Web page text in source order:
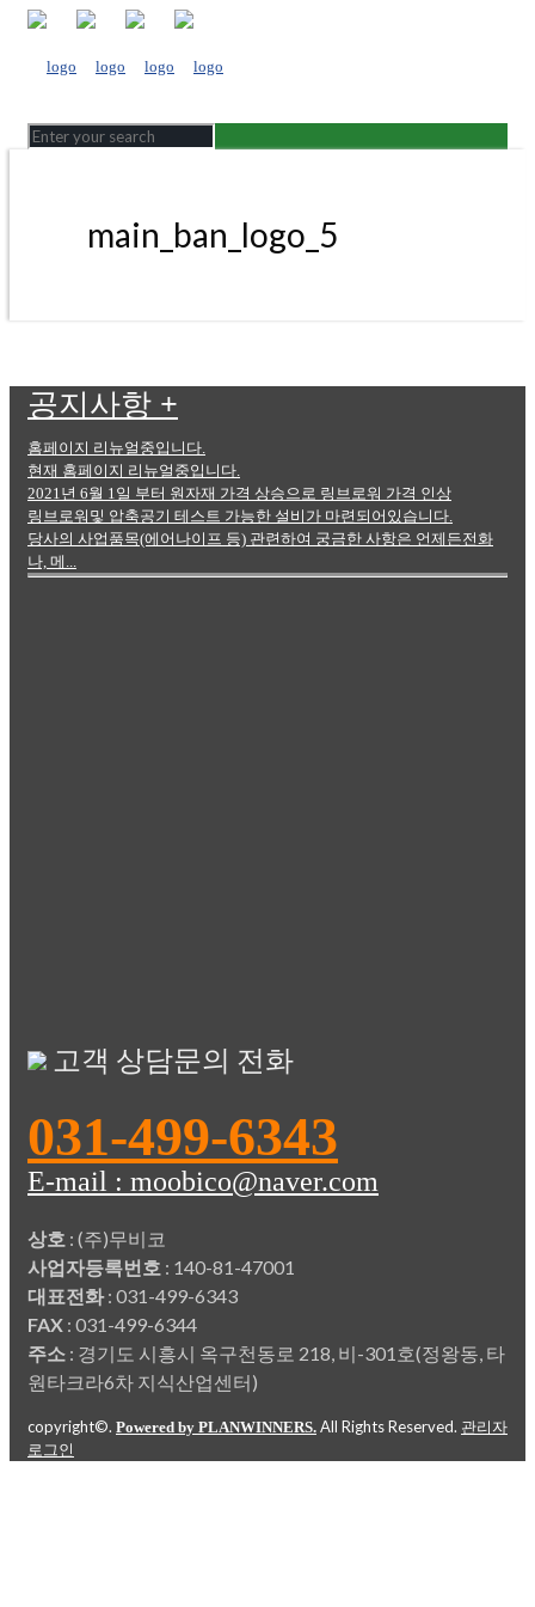
main_ban_logo_5
공지사항 +
홈페이지 리뉴얼중입니다.
현재 홈페이지 리뉴얼중입니다.
2021년 6월 1일 부터 원자재 가격 상승으로 링브로워 가격 인상
링브로워및 압축공기 테스트 가능한 설비가 마련되어있습니다.
당사의 사업품목(에어나이프 등) 관련하여 궁금한 사항은 언제든전화
나, 메...
고객 상담문의 전화
031-499-6343
E-mail : moobico@naver.com
상호 : (주)무비코
사업자등록번호 : 140-81-47001
대표전화: 031-499-6343
FAX : 031-499-6344
주소 : 경기도 시흥시 옥구천동로 218, 비-301호(정왕동, 타
원타크라6차 지식산업센터)
copyright©. Powered by PLANWINNERS. All Rights Reserved. 관리자
로그인